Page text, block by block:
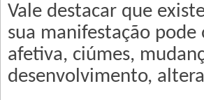
Vale destacar que
sua manifestação
afetiva, ciúmes,
desenvolvimento,